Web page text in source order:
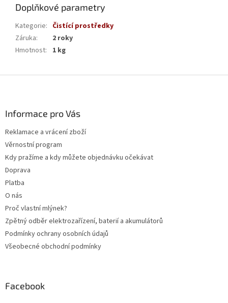
Doplňkové parametry
Kategorie: Čistící prostředky
Záruka:
2 roky
Hmotnost: 1 kg
Informace pro Vás
Reklamace a vrácení zboží
Věrnostní program
Kdy pražíme a kdy můžete objednávku očekávat
Doprava
Platba
O nás
Proč vlastní mlýnek?
Zpětný odběr elektrozařízení, baterií a akumulátorů
Podmínky ochrany osobních údajů
Všeobecné obchodní podmínky
Facebook